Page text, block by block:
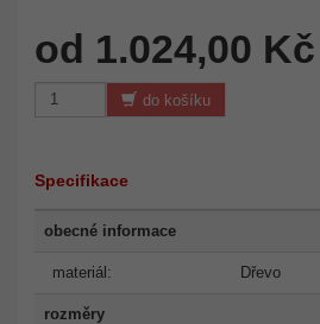
od 1.024,00 Kč
do košíku
Specifikace
obecné informace
materiál: Dřevo
rozměry